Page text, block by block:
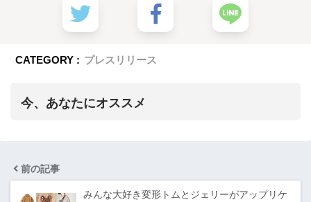
CATEGORY : プレスリリース
今、あなたにオススメ
前の記事
みんな大好き変形トムとジェリーがアップリケ